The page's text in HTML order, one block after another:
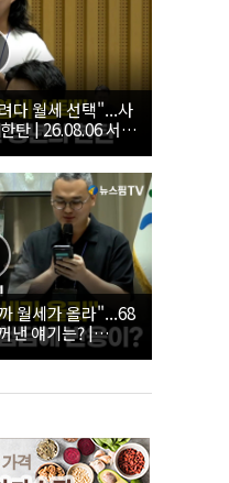
다 월세 선택"...사
탄 | 26.08.06 서울
월세가 올라"...68
낸 얘기는? |
토론회